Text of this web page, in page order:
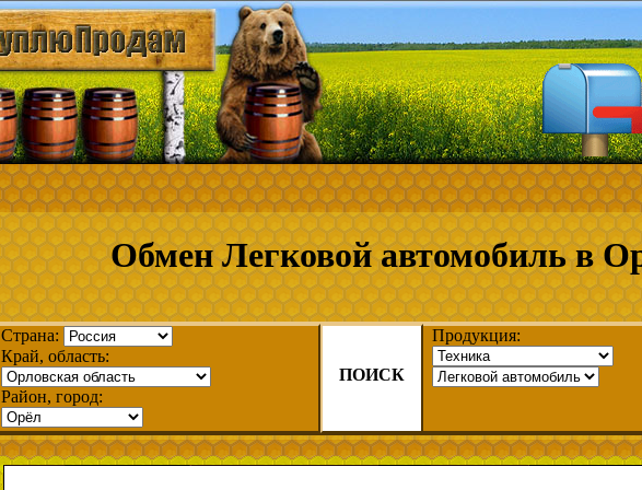
Обмен Легковой автомобиль в
Страна:
Край, область:
Район, город:
Продукция:
ПОИСК